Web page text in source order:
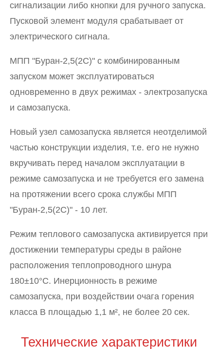
сигнализации либо кнопки для ручного запуска.
Пусковой элемент модуля срабатывает от
электрического сигнала.
МПП "Буран-2,5(2С)" с комбинированным
запуском может эксплуатироваться
одновременно в двух режимах - электрозапуска
и самозапуска.
Новый узел самозапуска является неотделимой
частью конструкции изделия, т.е. его не нужно
вкручивать перед началом эксплуатации в
режиме самозапуска и не требуется его замена
на протяжении всего срока службы МПП
"Буран-2,5(2С)" - 10 лет.
Режим теплового самозапуска активируется при
достижении температуры среды в районе
расположения теплопроводного шнура
180±10°C. Инерционность в режиме
самозапуска, при воздействии очага горения
класса В площадью 1,1 м², не более 20 сек.
Технические характеристики